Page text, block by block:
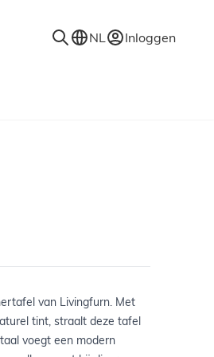
NL Inloggen
van Livingfurn. Met
tint, straalt deze tafel
voegt een modern